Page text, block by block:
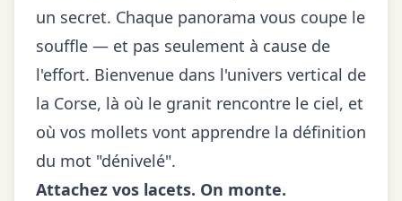
un secret. Chaque panorama vous coupe le
souffle — et pas seulement à cause de
l'effort. Bienvenue dans l'univers vertical de
la Corse, là où le granit rencontre le ciel, et
où vos mollets vont apprendre la définition
du mot "dénivelé".
Attachez vos lacets. On monte.